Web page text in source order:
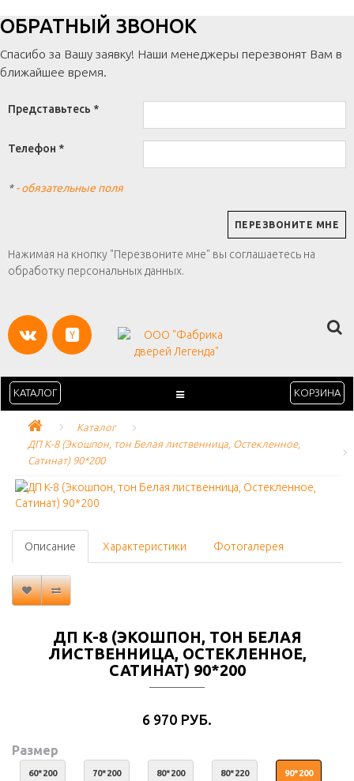
ОБРАТНЫЙ ЗВОНОК
Спасибо за Вашу заявку! Наши менеджеры перезвонят Вам в
ближайшее время.
Представьтесь *
Телефон *
*- обязательные поля
Нажимая на кнопку "Перезвоните мне" вы соглашаетесь на
обработку персональных данных.
КАТАЛОГ КОРЗИНА
Каталог
ДП K-8 (Экошпон, тон Белая лиственница, Остекленное,
Сатинат) 90*200
Описание Характеристики Фотогалерея
ДП K-8 (ЭКОШПОН, ТОН БЕЛАЯ
ЛИСТВЕННИЦА, ОСТЕКЛЕННОЕ,
САТИНАТ) 90*200
6 970 РУБ.
Размер
60*200 70*200 80*200 80*220 90*200